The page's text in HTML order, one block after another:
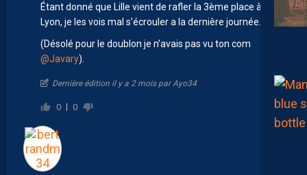
Étant donné que Lille vient de rafler la 3ème place à
Lyon, je les vois mal s’écrouler a la dernière journée.
(Désolé pour le doublon je n’avais pas vu ton com
@Javary).
Dernière édition il y a 2 mois par Ayo34
0 0